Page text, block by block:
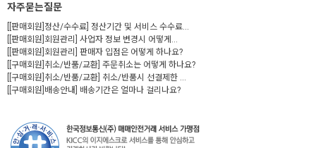
자주묻는질문
[[판매회원]정산/수수료] 정산기간 및 서비스 수수료...
[[판매회원]회원관리] 사업자 정보 변경시 어떻게...
[[판매회원]회원관리] 판매자 입점은 어떻게 하나요?
[[구매회원]취소/반품/교환] 주문취소는 어떻게 하나요?
[[구매회원]취소/반품/교환] 취소/반품시 선결제한 ...
[[구매회원]배송안내] 배송기간은 얼마나 걸리나요?